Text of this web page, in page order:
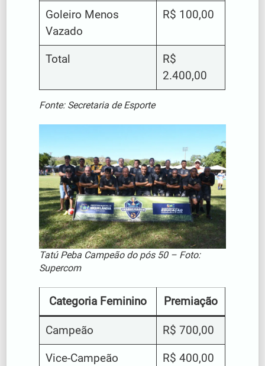
Goleiro Menos
Vazado
R$ 100,00
Total
R$
2.400,00
Fonte: Secretaria de Esporte
Tatú Peba Campeão do pós 50 – Foto:
Supercom
Categoria Feminino Premiação
Campeão R$ 700,00
Vice-Campeão R$ 400,00